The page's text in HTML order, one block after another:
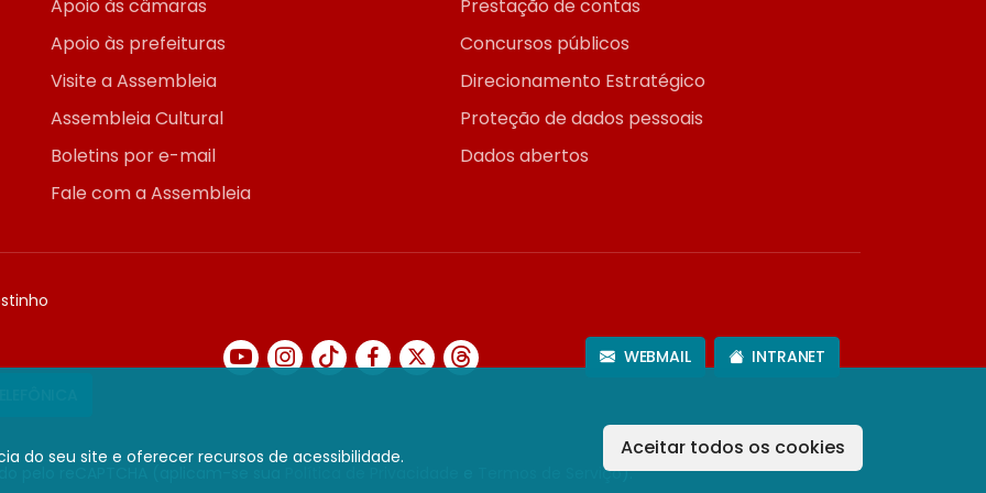
do seu site e oferecer recursos de acessibilidade.
Aceitar todos os cookies
Apoio às câmaras
Apoio às prefeituras
Visite a Assembleia
Assembleia Cultural
Boletins por e-mail
Fale com a Assembleia
Prestação de contas
Concursos públicos
Direcionamento Estratégico
Proteção de dados pessoais
Dados abertos
WEBMAIL INTRANET
pelo reCAPTCHA (aplicam-se sua Termos de Serviço).